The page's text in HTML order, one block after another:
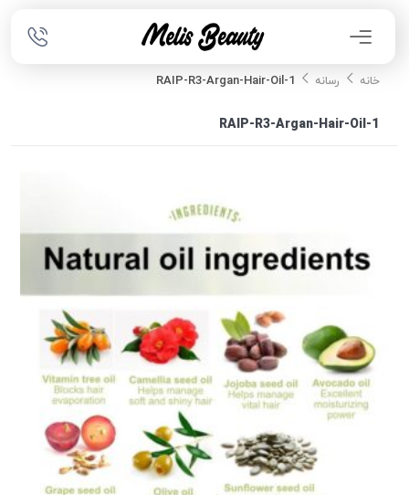
خانه رسانه RAIP-R3-Argan-Hair-Oil-1
RAIP-R3-Argan-Hair-Oil-1